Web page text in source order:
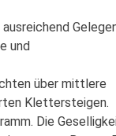
und
über mittlere
Klettersteigen.
Die